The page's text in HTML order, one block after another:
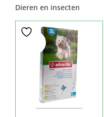
Dieren en insecten